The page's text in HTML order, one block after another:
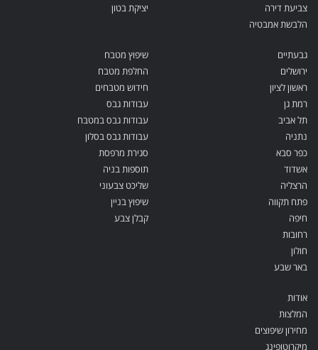
צביעת דירה
הלבשת אמבטיה
יציקת בטון
גבעתיים
ירושלים
ראשון לציון
רמת גן
תל אביב
נתניה
כפר סבא
אשדוד
הרצליה
פתח תקווה
חיפה
רחובות
חולון
באר שבע
שיפוץ מטבח
החלפת מטבח
חידוש מטבחים
עבודות גבס
עבודות גבס במטבח
עבודות גבס בסלון
סגירת מרפסת
תוספות בניה
שליכט צבעוני
שיפוץ בניין
קבלן צבע
אודות
המלצות
מחירון שיפוצים
מיקרוטופינג